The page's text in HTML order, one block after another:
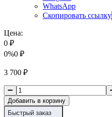
WhatsApp
Скопировать ссылку
Цена:
0 ₽
0%0 ₽
3 700 ₽
Добавить в корзину
Быстрый заказ